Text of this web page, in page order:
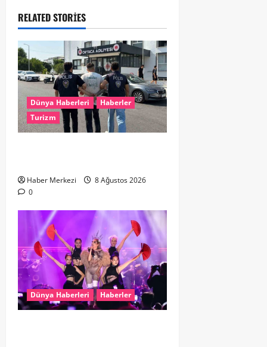
RELATED STORIES
Dünya Haberleri
Haberler
Turizm
Haber Merkezi
8 Ağustos 2026
0
Dünya Haberleri Haberler